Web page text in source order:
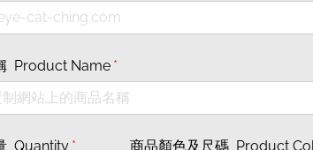
Product Name *
(required)
Quantity *
(required)商品顏色及尺碼 Product